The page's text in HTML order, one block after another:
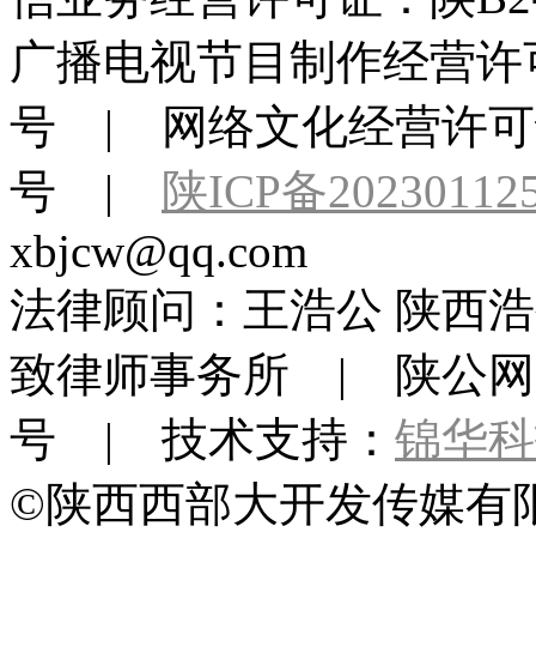
广播电视节目制作经营
号 | 网络文化经营许可
号 |
陕ICP备
xbjcw@qq.com
法律顾问：王浩公 陕西
致律师事务所 | 陕公网
号 | 技术支持： 锦华
©陕西西部大开发传媒有